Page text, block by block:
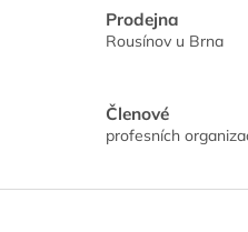
Prodejna
Rousínov u Brna
Členové
profesních
Z